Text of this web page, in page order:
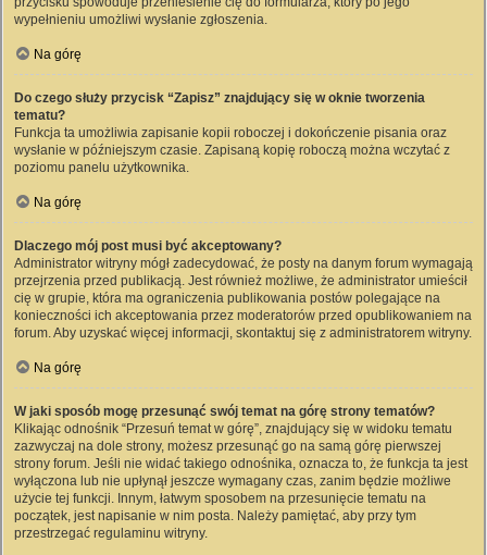
wypełnieniu umożliwi wysłanie zgłoszenia.
Na górę
Do czego służy przycisk “Zapisz” znajdujący się w oknie tworzenia
tematu?
Funkcja ta umożliwia zapisanie kopii roboczej i dokończenie pisania oraz
wysłanie w późniejszym czasie. Zapisaną kopię roboczą można wczytać z
poziomu panelu użytkownika.
Na górę
Dlaczego mój post musi być akceptowany?
Administrator witryny mógł zadecydować, że posty na danym forum wymagają
przejrzenia przed publikacją. Jest również możliwe, że administrator umieścił
cię w grupie, która ma ograniczenia publikowania postów polegające na
konieczności ich akceptowania przez moderatorów przed opublikowaniem na
forum. Aby uzyskać więcej informacji, skontaktuj się z administratorem witryny.
Na górę
W jaki sposób mogę przesunąć swój temat na górę strony tematów?
Klikając odnośnik “Przesuń temat w górę”, znajdujący się w widoku tematu
zazwyczaj na dole strony, możesz przesunąć go na samą górę pierwszej
strony forum. Jeśli nie widać takiego odnośnika, oznacza to, że funkcja ta jest
wyłączona lub nie upłynął jeszcze wymagany czas, zanim będzie możliwe
użycie tej funkcji. Innym, łatwym sposobem na przesunięcie tematu na
początek, jest napisanie w nim posta. Należy pamiętać, aby przy tym
przestrzegać regulaminu witryny.